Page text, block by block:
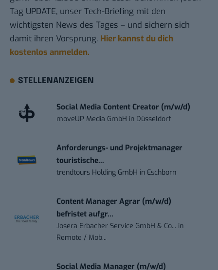
Tag UPDATE, unser Tech-Briefing mit den
wichtigsten News des Tages – und sichern sich
damit ihren Vorsprung. Hier kannst du dich
kostenlos anmelden.
STELLENANZEIGEN
Social Media Content Creator (m/w/d)
moveUP Media GmbH in Düsseldorf
Anforderungs- und Projektmanager
touristische...
trendtours Holding GmbH in Eschborn
Content Manager Agrar (m/w/d)
befristet aufgr...
Josera Erbacher Service GmbH & Co... in
Remote / Mob...
Social Media Manager (m/w/d)